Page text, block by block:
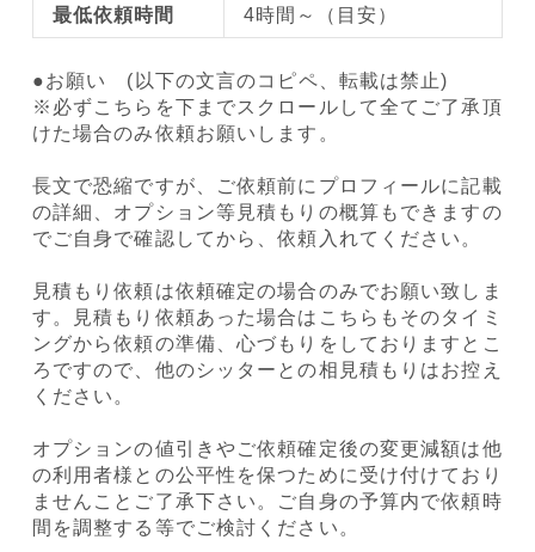
最低依頼時間 4時間～（目安）
●お願い (以下の文言のコピペ、転載は禁止)
※必ずこちらを下までスクロールして全てご了承頂
けた場合のみ依頼お願いします。
長文で恐縮ですが、ご依頼前にプロフィールに記載
の詳細、オプション等見積もりの概算もできますの
でご自身で確認してから、依頼入れてください。
見積もり依頼は依頼確定の場合のみでお願い致しま
す。見積もり依頼あった場合はこちらもそのタイミ
ングから依頼の準備、心づもりをしておりますとこ
ろですので、他のシッターとの相見積もりはお控え
ください。
オプションの値引きやご依頼確定後の変更減額は他
の利用者様との公平性を保つために受け付けており
ませんことご了承下さい。ご自身の予算内で依頼時
間を調整する等でご検討ください。